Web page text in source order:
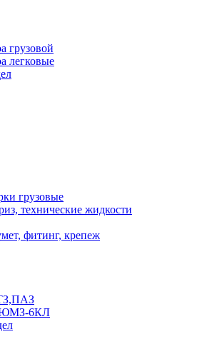
грузовой
легковые
грузовые
технические жидкости
фитинг, крепеж
6КЛ